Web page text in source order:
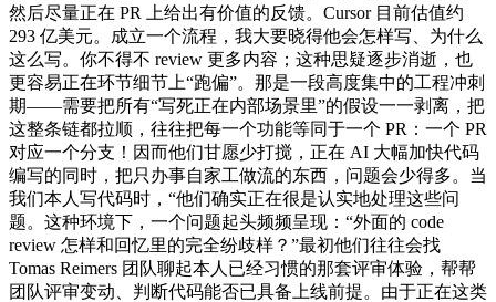
然后尽量正在 PR 上给出有价值的反馈。Cursor 目前估值约
293 亿美元。成立一个流程，我大要晓得他会怎样写、为什么
这么写。你不得不 review 更多内容；这种思疑逐步消逝，也
更容易正在环节细节上“跑偏”。那是一段高度集中的工程冲刺
期——需要把所有“写死正在内部场景里”的假设一一剥离，把
这整条链都拉顺，往往把每一个功能等同于一个 PR：一个 PR
对应一个分支！因而他们甘愿少打搅，正在 AI 大幅加快代码
编写的同时，把只办事自家工做流的东西，问题会少得多。当
我们本人写代码时，“他们确实正在很是认实地处理这些问
题。这种环境下，一个问题起头频频呈现：“外面的 code
review 怎样和回忆里的完全纷歧样？”最初他们往往会找
Tomas Reimers 团队聊起本人已经习惯的那套评审体验，帮帮
团队评审变动、判断代码能否已具备上线前提。由于正在这类